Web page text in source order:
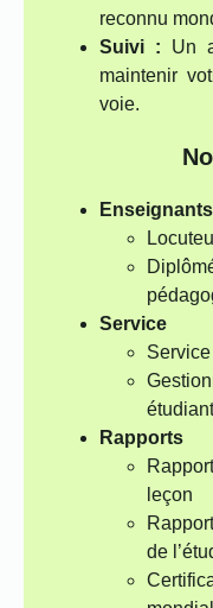
reconnu
Suivi : Un
maintenir
voie.
Enseignants
Service
étudiant
Rapports
leçon
de